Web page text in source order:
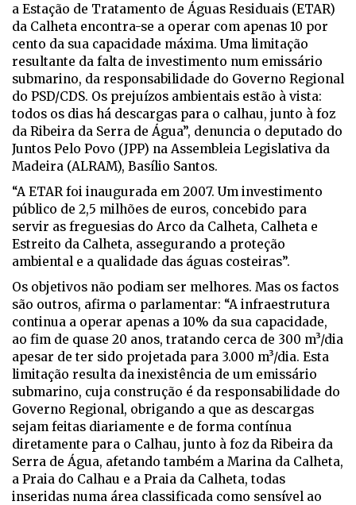
a Estação de Tratamento de Águas Residuais (ETAR)
da Calheta encontra-se a operar com apenas 10 por
cento da sua capacidade máxima. Uma limitação
resultante da falta de investimento num emissário
submarino, da responsabilidade do Governo Regional
do PSD/CDS. Os prejuízos ambientais estão à vista:
todos os dias há descargas para o calhau, junto à foz
da Ribeira da Serra de Água”, denuncia o deputado do
Juntos Pelo Povo (JPP) na Assembleia Legislativa da
Madeira (ALRAM), Basílio Santos.
“A ETAR foi inaugurada em 2007. Um investimento
público de 2,5 milhões de euros, concebido para
servir as freguesias do Arco da Calheta, Calheta e
Estreito da Calheta, assegurando a proteção
ambiental e a qualidade das águas costeiras”.
Os objetivos não podiam ser melhores. Mas os factos
são outros, afirma o parlamentar: “A infraestrutura
continua a operar apenas a 10% da sua capacidade,
ao fim de quase 20 anos, tratando cerca de 300 m³/dia
apesar de ter sido projetada para 3.000 m³/dia. Esta
limitação resulta da inexistência de um emissário
submarino, cuja construção é da responsabilidade do
Governo Regional, obrigando a que as descargas
sejam feitas diariamente e de forma contínua
diretamente para o Calhau, junto à foz da Ribeira da
Serra de Água, afetando também a Marina da Calheta,
a Praia do Calhau e a Praia da Calheta, todas
inseridas numa área classificada como sensível ao